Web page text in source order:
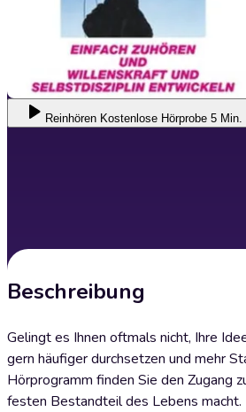
Reinhören Kostenlose Hörprobe 5 Min.
Beschreibung
Gelingt es Ihnen oftmals nicht, Ihre
gern häufiger durchsetzen und mehr
Hörprogramm finden Sie den Zugang
festen Bestandteil des Lebens macht.